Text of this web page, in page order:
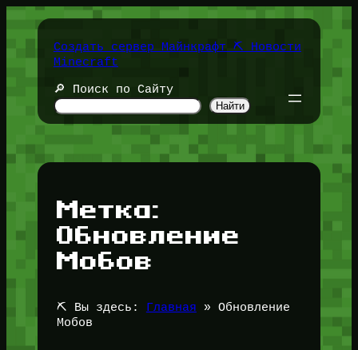
Перейти
содержимомуСоздать сервер Майнкрафт ⛏️ Новости
Minecraft
🔎 Поиск по Сайту
Найти
Метка:
Обновление
Мобов
⛏️ Вы здесь: Главная » Обновление
Мобов